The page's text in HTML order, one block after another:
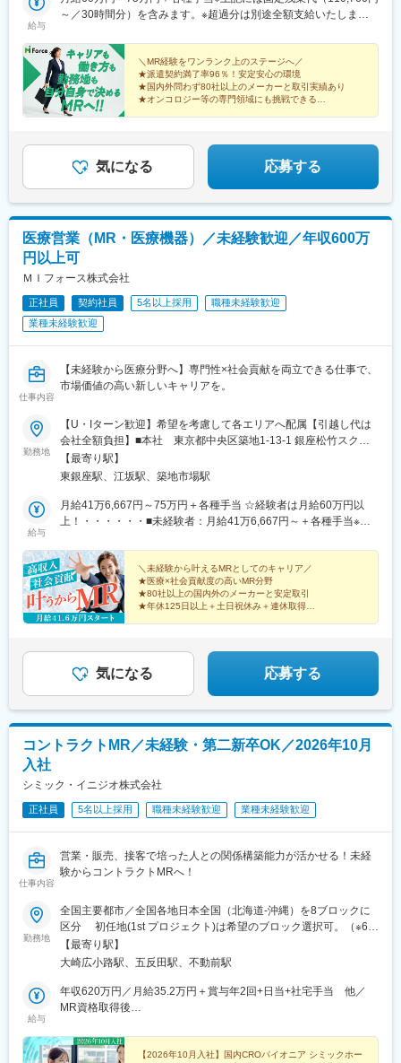
大阪・京都・滋賀・奈良・和歌山・兵庫（8）中国：岡山・広島・
州：福岡・大分・宮崎・鹿児島・熊本・佐賀・長崎・沖縄※勤務地
限定～全国転勤（規定あり）の選択可能※配属エリアは希望に応じ
ます。希望範囲外への転勤はありません。※変更の範囲：会社の定
める事業所（リモートワーク含む）
給与
～／30時間分）を含みます。※超過分は別途全額支給いたしま
歳（入社4年） 920万円／45歳（入社6年） ※諸手当含む
＼MR経験をワンランク上のステージへ／
★派遣契約満了率96％！安定安心の環境
★国内外問わず80社以上のメーカーと取引実績あり
★オンコロジー等の専門領域にも挑戦できる
気になる 応募する
医療営業（MR・医療機器）／未経験歓迎／年収600万
円以上可
ＭＩフォース株式会社
正社員 契約社員 5名以上採用
職種未経験歓迎
業種未経験歓迎
仕事内容
【未経験から医療分野へ】専門性×社会貢献を両立できる仕事で、
市場価値の高い新しいキャリアを。
勤務地
【U・Iターン歓迎】希望を考慮して各エリアへ配属【引越し代は
会社全額負担】■本社 東京都中央区築地1-13-1 銀座松竹スクエ
ア9F■勤務エリア：（1）北海道：北海道（2）東北：青森・秋
田・岩手・山形・宮城・福島（3）関東：東京・神奈川・千葉・埼
海：愛知・岐阜・三重・静岡（6）北陸：富山・石川・福井（7）
近畿：大阪・京都・滋賀・奈良・和歌山・兵庫（8）中国：岡山・
（10）九州：福岡・大分・宮崎・鹿児島・熊本・佐賀・長崎・沖
縄※勤務地限定～全国転勤（規定あり）の選択可能※配属エリアは
希望を考慮して決定いたします。希望範囲外への転勤はありませ
ん。※変更の範囲：会社の定める事業所（リモートワーク含む）
【最寄り駅】
東銀座駅、江坂駅、築地市場駅
給与
月給41万6,667円～75万円＋各種手当 ☆経験者は月給60万円以
上！・・・・・・■未経験者：月給41万6,667円～＋各種手当※上
過分は別途全額支給いたします。◎手当を含めれば初年度から年
収600万円以上も可能！・・・・・・■経験者：月給60万円～75万
円＋各種手当※上記には固定残業代（11万760円～／30時間分）を
含みます。※超過分は別途全額支給いたします。＜年収例＞◎初年
度年収は700万円以上！◎最大年収900万円以上も目指せる
万円／42歳（入社4年） 920万円／45歳（入社6年） ※諸手当含む
＼未経験から叶えるMRとしてのキャリア／
★医療×社会貢献度の高いMR分野
★80社以上の国内外のメーカーと安定取引
★年休125日以上＋土日祝休み＋連休取得OK
気になる 応募する
コントラクトMR／未経験・第二新卒OK／2026年10月
入社
シミック・イニジオ株式会社
正社員 5名以上採用 職種未経験歓迎 業種未経験歓迎
仕事内容
営業・販売、接客で培った人との関係構築能力が活かせる！未経
験からコントラクトMRへ！
勤務地
全国主要都市／全国各地日本全国（北海道-沖縄）を8ブロックに
区分 初任地(1st プロジェクト)は希望のブロック選択可。（※6都
道府県以上、ブロック内での転居は必須） ※2ブロック以上の広
域内転勤可能な場合は入社一時金支給2ndプロジェクト以降は4ブ
西五反田7丁目7-7 SGスクエア【本社へのアクセス】 ・JR 山手線
「五反田駅」/都営地下鉄 浅草線「五反田駅」 徒歩6分・東急電
徒歩10分
【最寄り駅】
大崎広小路駅、五反田駅、不動前駅
給与
年収620万円／月給35.2万円＋賞与年2回+日当+社宅手当 他／
MR資格取得後
MR経験5年目
【2026年10月入社】国内CROパイオニア シミックホー